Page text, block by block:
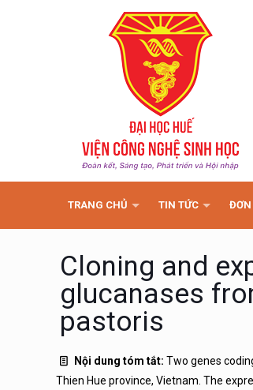
TRANG CHỦ TIN TỨC ĐƠN
Cloning and
glucanases
pastoris
Nội dung tóm tắt: Two genes
Thien Hue province, Vietnam. The